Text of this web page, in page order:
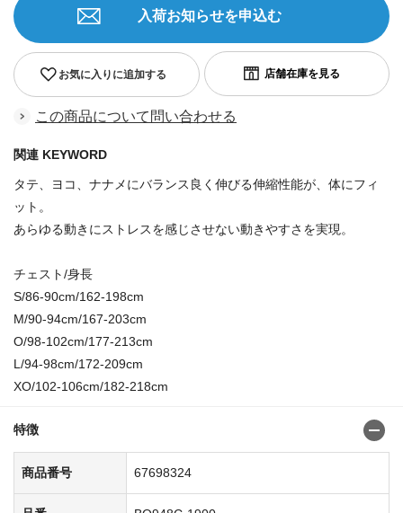
お気に入りに追加する
入荷お知らせを申込む
この商品について問い合わせる
関連 KEYWORD
タテ、ヨコ、ナナメにバランス良く伸びる伸縮性能が、体にフィ
ット。
あらゆる動きにストレスを感じさせない動きやすさを実現。
チェスト/身長
S/86-90cm/162-198cm
M/90-94cm/167-203cm
O/98-102cm/177-213cm
L/94-98cm/172-209cm
XO/102-106cm/182-218cm
特徴
商品番号 67698324